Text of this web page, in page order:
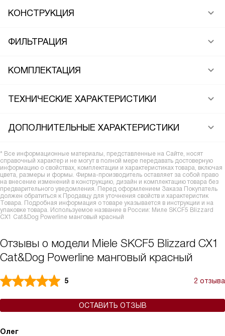
КОНСТРУКЦИЯ
ФИЛЬТРАЦИЯ
КОМПЛЕКТАЦИЯ
ТЕХНИЧЕСКИЕ ХАРАКТЕРИСТИКИ
ДОПОЛНИТЕЛЬНЫЕ ХАРАКТЕРИСТИКИ
* Все информационные материалы, представленные на Сайте, носят
справочный характер и не могут в полной мере передавать достоверную
информацию о свойствах, комплектации и характеристиках товара, включая
цвета, размеры и формы. Фирма-производитель оставляет за собой право
на внесение изменений в конструкцию, дизайн и комплектацию товара без
предварительного уведомления. Перед оформлением Заказа Покупатель
должен обратиться к Продавцу для уточнения свойств и характеристик
Товара. Подробная информация о товаре указывается в инструкции и на
упаковке товара. Используемое название в России: Миле SKCF5 Blizzard
CX1 Cat&Dog Powerline манговый красный
Отзывы о модели Miele SKCF5 Blizzard CX1
Cat&Dog Powerline манговый красный
5 2 отзыва
ОСТАВИТЬ ОТЗЫВ
Олег